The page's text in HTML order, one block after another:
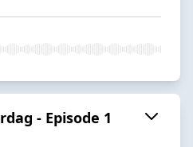
- Episode 1